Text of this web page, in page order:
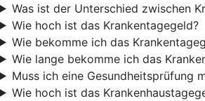
Was ist der Unterschied zwischen
Wie hoch ist das Krankentagegeld?
Wie bekomme ich das
Wie lange bekomme ich das
Muss ich eine Gesundheitsprüfung
Wie hoch ist das